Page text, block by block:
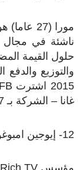
مورا (27 عاما) هو مؤسس
ناشئة في مجال
حلول القيمة
والتوزيع
2015 اشترت
غانا – الشركة بـ 1.7 مليون دولار.
12- إيوجين امبوغوا، الدولة: كينيا